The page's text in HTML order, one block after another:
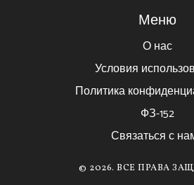
Меню
О нас
Условия
Политика
ФЗ-152
Связаться с
© 2026. ВСЕ ПРАВА